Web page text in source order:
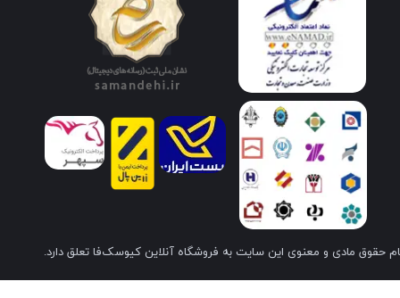
حقوق مادی و معنوی این سایت به فروشگاه آنلاین کیوسک‌فا تعلق دارد.